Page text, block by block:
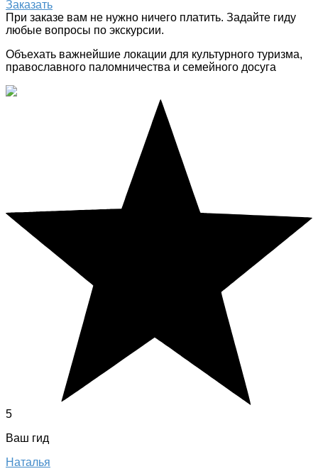
Заказать
При заказе вам не нужно ничего платить. Задайте гиду
любые вопросы по экскурсии.
Объехать важнейшие локации для культурного туризма,
православного паломничества и семейного досуга
5
Ваш гид
Наталья